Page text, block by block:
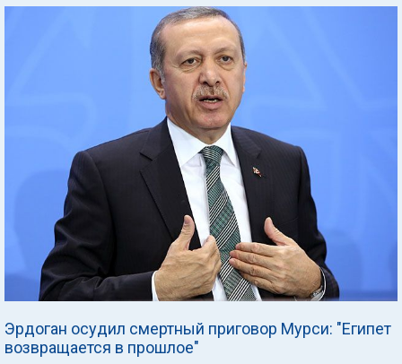
Эрдоган осудил смертный приговор Мурси: "Египет
возвращается в прошлое"